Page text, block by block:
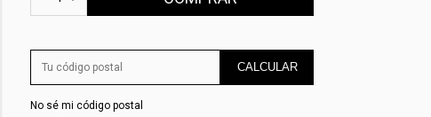
CALCULAR
No sé mi código postal